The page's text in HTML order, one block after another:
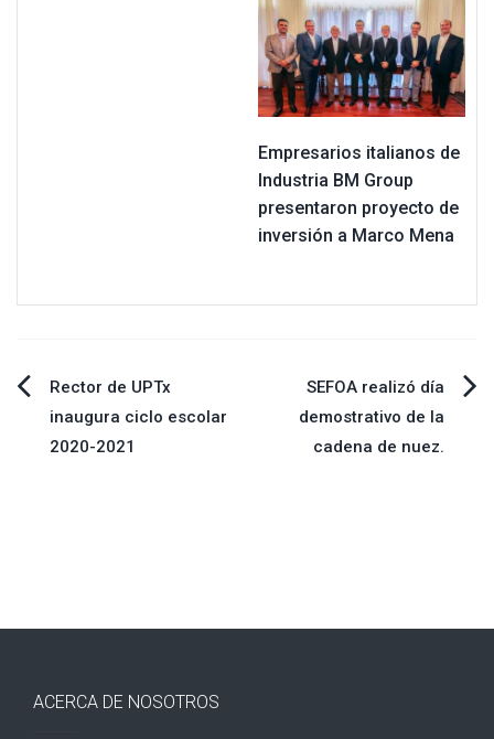
Empresarios italianos de
Industria BM Group
presentaron proyecto de
inversión a Marco Mena
Navegación
de
Rector de UPTx
inaugura ciclo escolar
2020-2021
SEFOA realizó día
demostrativo de la
cadena de nuez.
ACERCA DE NOSOTROS